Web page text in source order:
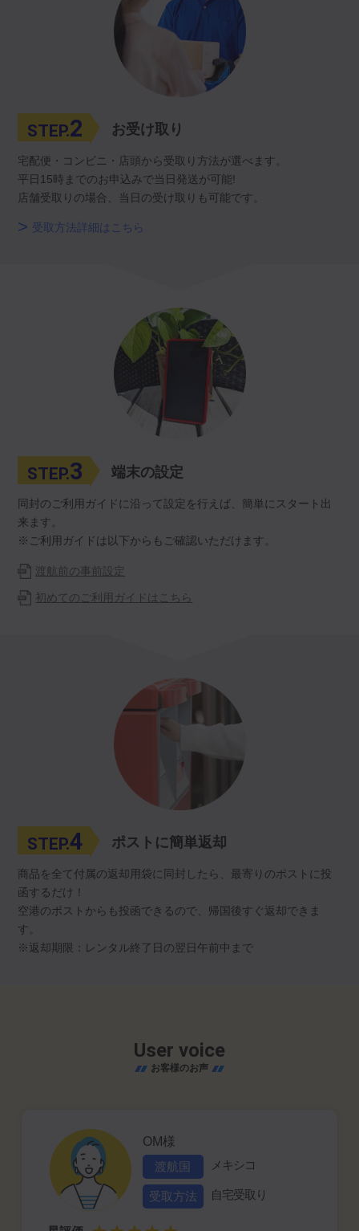
STEP.2 お受け取り
宅配便・コンビニ・店頭から受取り方法が選べます。
平日15時までのお申込みで当日発送が可能!
店舗受取りの場合、当日の受け取りも可能です。
受取方法詳細はこちら
STEP.3 端末の設定
同封のご利用ガイドに沿って設定を行えば、簡単にスタート出
来ます。
※ご利用ガイドは以下からもご確認いただけます。
渡航前の事前設定
初めてのご利用ガイドはこちら
STEP.4 ポストに簡単返却
商品を全て付属の返却用袋に同封したら、最寄りのポストに投
函するだけ！
空港のポストからも投函できるので、帰国後すぐ返却できま
す。
※返却期限：レンタル終了日の翌日午前中まで
User voice
お客様のお声
OM様
渡航国
メキシコ
受取方法 自宅受取り